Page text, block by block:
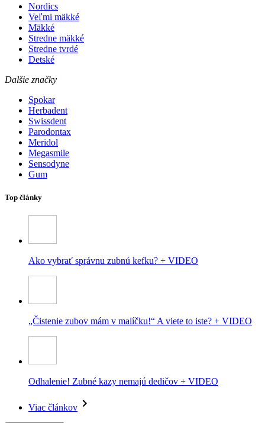
Nordics
Veľmi mäkké
Mäkké
Stredne mäkké
Stredne tvrdé
Detské
Dalšie značky
Spokar
Herbadent
Swissdent
Parodontax
Meridol
Megasmile
Sensodyne
Gum
Top články
Ako vybrať správnu zubnú kefku? + VIDEO
„Čistenie zubov mám v malíčku!“ A viete to iste? + VIDEO
Odhalenie! Zubné kazy nemajú dedičov + VIDEO
Viac článkov